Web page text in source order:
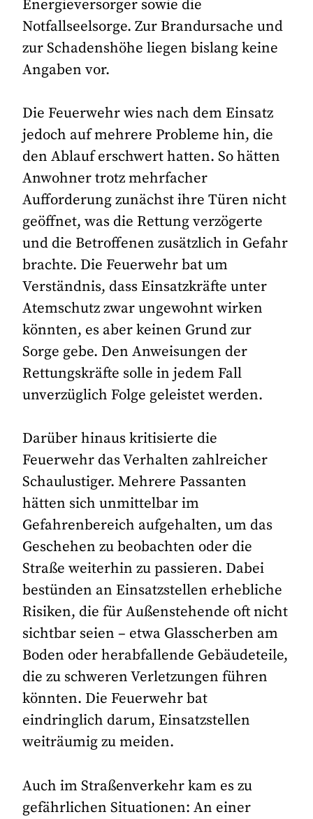
Energieversorger sowie die
Notfallseelsorge. Zur Brandursache und
zur Schadenshöhe liegen bislang keine
Angaben vor.
Die Feuerwehr wies nach dem Einsatz
jedoch auf mehrere Probleme hin, die
den Ablauf erschwert hatten. So hätten
Anwohner trotz mehrfacher
Aufforderung zunächst ihre Türen nicht
geöffnet, was die Rettung verzögerte
und die Betroffenen zusätzlich in Gefahr
brachte. Die Feuerwehr bat um
Verständnis, dass Einsatzkräfte unter
Atemschutz zwar ungewohnt wirken
könnten, es aber keinen Grund zur
Sorge gebe. Den Anweisungen der
Rettungskräfte solle in jedem Fall
unverzüglich Folge geleistet werden.
Darüber hinaus kritisierte die
Feuerwehr das Verhalten zahlreicher
Schaulustiger. Mehrere Passanten
hätten sich unmittelbar im
Gefahrenbereich aufgehalten, um das
Geschehen zu beobachten oder die
Straße weiterhin zu passieren. Dabei
bestünden an Einsatzstellen erhebliche
Risiken, die für Außenstehende oft nicht
sichtbar seien – etwa Glasscherben am
Boden oder herabfallende Gebäudeteile,
die zu schweren Verletzungen führen
könnten. Die Feuerwehr bat
eindringlich darum, Einsatzstellen
weiträumig zu meiden.
Auch im Straßenverkehr kam es zu
gefährlichen Situationen: An einer